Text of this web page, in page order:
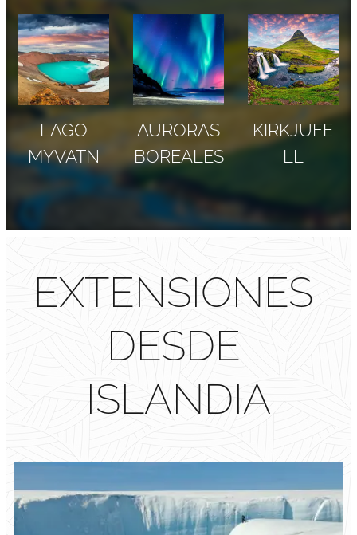
LAGO
MYVATN
AURORAS
BOREALES
KIRKJUFE
LL
EXTENSIONES
DESDE
ISLANDIA